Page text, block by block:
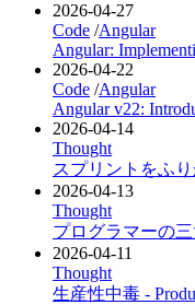
2026-04-27
Code /Angular
Angular:
2026-04-22
Code /Angular
Angular v22:
2026-04-14
Thought
スプリントをふ
2026-04-13
Thought
プログラマーの
2026-04-11
Thought
生産性中毒 -